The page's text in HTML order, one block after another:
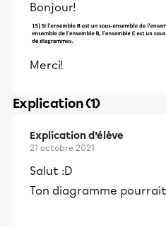
Bonjour!
Merci!
Explication (1)
Explication d’élève
21 octobre 2021
Salut :D
Ton diagramme